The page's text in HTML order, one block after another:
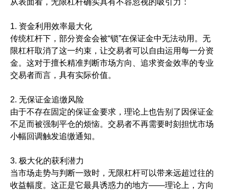
从表面看，无限杠杆确实具有不容忽视的吸引力：
1. 资金利用效率最大化
传统杠杆下，部分资金会被“锁”在保证金中无法动用。无
限杠杆取消了这一约束，让交易者可以自由运用每一分资
金。这对于擅长精准判断市场方向、追求资金效率的专业
交易者而言，具有实际价值。
2. 无保证金追缴风险
由于不存在固定的保证金要求，理论上也告别了因保证金
不足而被强制平仓的烦恼。交易者不再需要时刻担忧市场
小幅回调触发追缴通知。
3. 极大化的获利潜力
当市场走势与判断一致时，无限杠杆可以带来远超过往的
收益幅度。这正是它最具诱惑力的地方——理论上，方向